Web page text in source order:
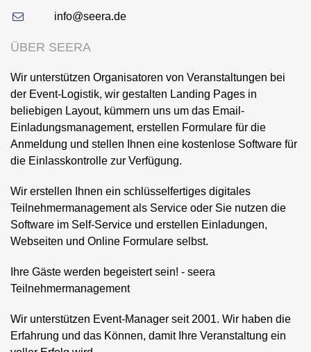
info@seera.de
ÜBER SEERA
Wir unterstützen Organisatoren von Veranstaltungen bei
der Event-Logistik, wir gestalten Landing Pages in
beliebigen Layout, kümmern uns um das Email-
Einladungsmanagement, erstellen Formulare für die
Anmeldung und stellen Ihnen eine kostenlose Software für
die Einlasskontrolle zur Verfügung.
Wir erstellen Ihnen ein schlüsselfertiges digitales
Teilnehmermanagement als Service oder Sie nutzen die
Software im Self-Service und erstellen Einladungen,
Webseiten und Online Formulare selbst.
Ihre Gäste werden begeistert sein! - seera
Teilnehmermanagement
Wir unterstützen Event-Manager seit 2001. Wir haben die
Erfahrung und das Können, damit Ihre Veranstaltung ein